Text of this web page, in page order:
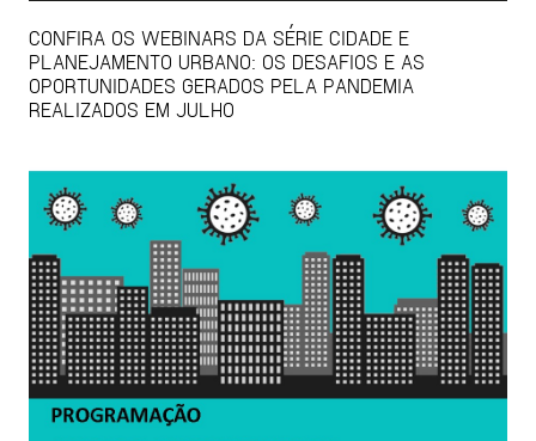
CONFIRA OS WEBINARS DA SÉRIE CIDADE E
PLANEJAMENTO URBANO: OS DESAFIOS E AS
OPORTUNIDADES GERADOS PELA PANDEMIA
REALIZADOS EM JULHO